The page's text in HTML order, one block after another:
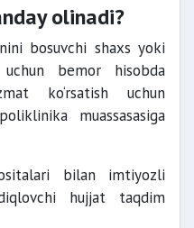
olinadi?
bosuvchi shaxs yoki
bemor hisobda
ko‘rsatish uchun
muassasasiga
bilan imtiyozli
hujjat taqdim